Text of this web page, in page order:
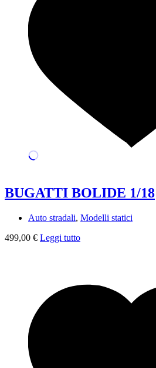
BUGATTI BOLIDE 1/18
Auto stradali, Modelli statici
499,00 € Leggi tutto